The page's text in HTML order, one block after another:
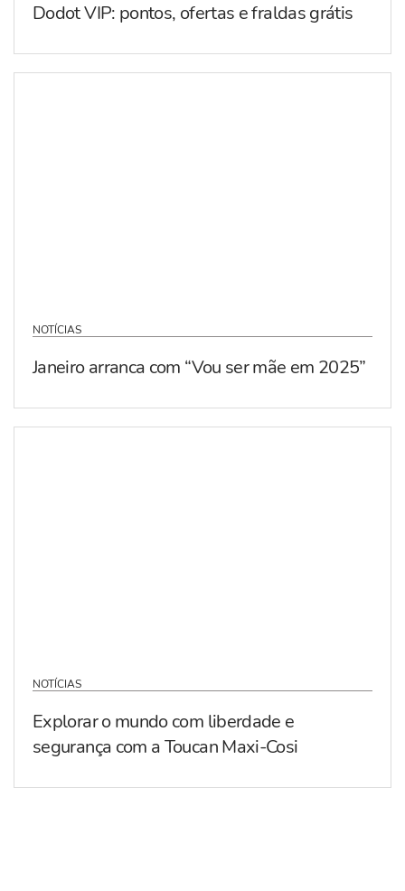
Dodot VIP: pontos, ofertas e fraldas grátis
NOTÍCIAS
Janeiro arranca com “Vou ser mãe em 2025”
NOTÍCIAS
Explorar o mundo com liberdade e
segurança com a Toucan Maxi-Cosi